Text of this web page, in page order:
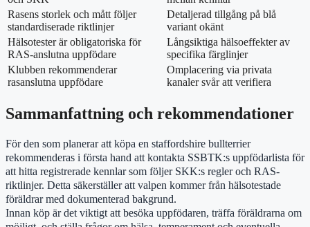
Rasens storlek och mått följer
standardiserade riktlinjer
Detaljerad tillgång på blå
variant okänt
Hälsotester är obligatoriska för
RAS-anslutna uppfödare
Långsiktiga hälsoeffekter av
specifika färglinjer
Klubben rekommenderar
rasanslutna uppfödare
Omplacering via privata
kanaler svår att verifiera
Sammanfattning och rekommendationer
För den som planerar att köpa en staffordshire bullterrier
rekommenderas i första hand att kontakta SSBTK:s uppfödarlista för
att hitta registrerade kennlar som följer SKK:s regler och RAS-
riktlinjer. Detta säkerställer att valpen kommer från hälsotestade
föräldrar med dokumenterad bakgrund.
Innan köp är det viktigt att besöka uppfödaren, träffa föräldrarna om